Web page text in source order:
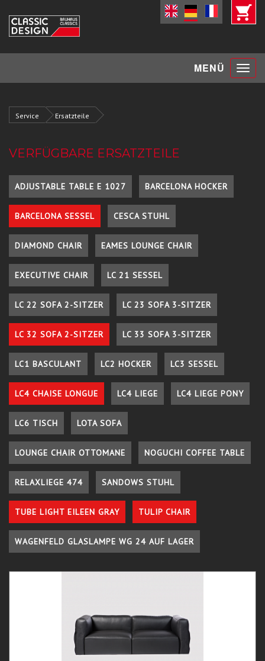
MENÜ Toggle
Service Ersatzteile
VERFÜGBARE ERSATZTEILE
ADJUSTABLE TABLE E 1027 BARCELONA HOCKER
BARCELONA SESSEL CESCA STUHL
DIAMOND CHAIR EAMES LOUNGE CHAIR
EXECUTIVE CHAIR LC 21 SESSEL
LC 22 SOFA 2-SITZER LC 23 SOFA 3-SITZER
LC 32 SOFA 2-SITZER LC 33 SOFA 3-SITZER
LC1 BASCULANT LC2 HOCKER LC3 SESSEL
LC4 CHAISE LONGUE LC4 LIEGE LC4 LIEGE PONY
LC6 TISCH LOTA SOFA
LOUNGE CHAIR OTTOMANE NOGUCHI COFFEE TABLE
RELAXLIEGE 474 SANDOWS STUHL
TUBE LIGHT EILEEN GRAY TULIP CHAIR
WAGENFELD GLASLAMPE WG 24 AUF LAGER